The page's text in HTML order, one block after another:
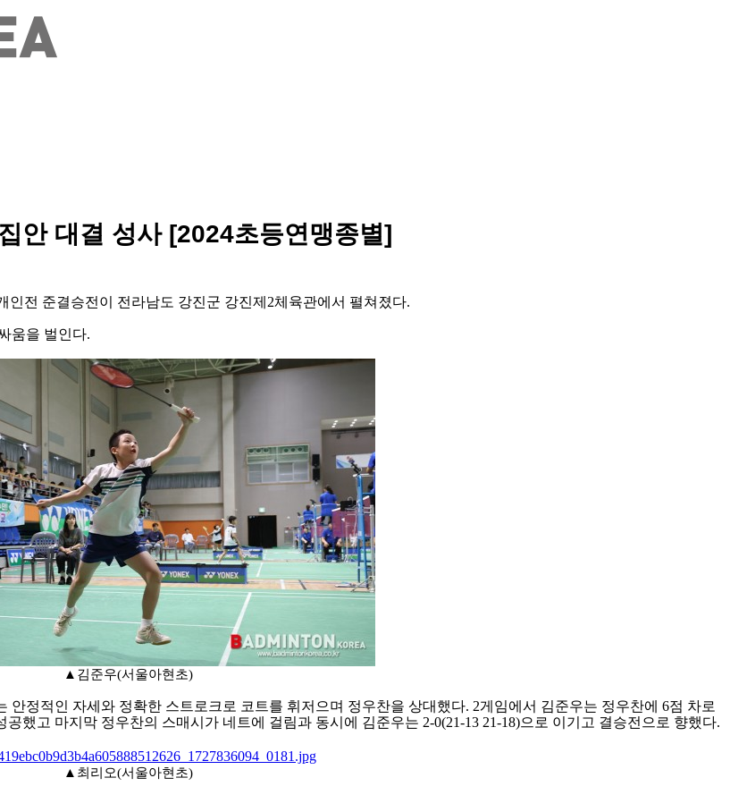
안 대결 성사 [2024초등연맹종별]
인전 준결승전이 전라남도 강진군 강진제 2체육관에서 펼쳐졌다.
움을 벌인다.
▲김준우(서울아현초)
안정적인 자세와 정확한 스트로크로 코트를 휘저으며 정우찬을 상대했다. 2게임에서 김준우는 정우찬에 6점 차로
했고 마지막 정우찬의 스매시가 네트에 걸림과 동시에 김준우는 2-0(21-13 21-18)으로 이기고 결승전으로 향했다.
▲최리오(서울아현초)